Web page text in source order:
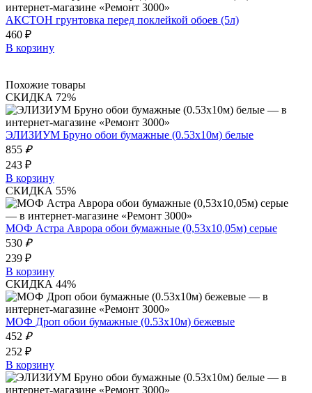
АКСТОН грунтовка перед поклейкой обоев (5л)
460 ₽
В корзину
Похожие товары
СКИДКА 72%
ЭЛИЗИУМ Бруно обои бумажные (0.53х10м) белые
855 ₽
243 ₽
В корзину
СКИДКА 55%
МОФ Астра Аврора обои бумажные (0,53х10,05м) серые
530 ₽
239 ₽
В корзину
СКИДКА 44%
МОФ Дроп обои бумажные (0.53х10м) бежевые
452 ₽
252 ₽
В корзину